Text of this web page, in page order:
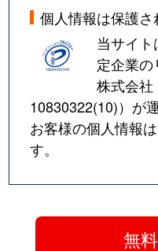
個人情報は保護
当サイ
定企業
株式会社
10830322(10)）が
お客様の個人情報
す。